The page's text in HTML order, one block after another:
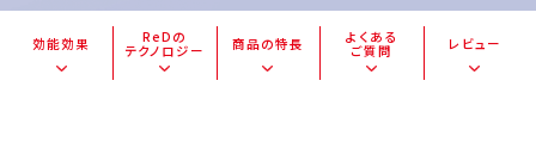
効能効果
ReDの
テクノロジー
商品の特長
よくある
ご質問
レビュー